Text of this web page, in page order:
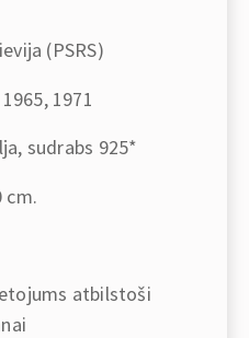
(PSRS)
1965, 1971
sudrabs 925*
cm.
atbilstoši